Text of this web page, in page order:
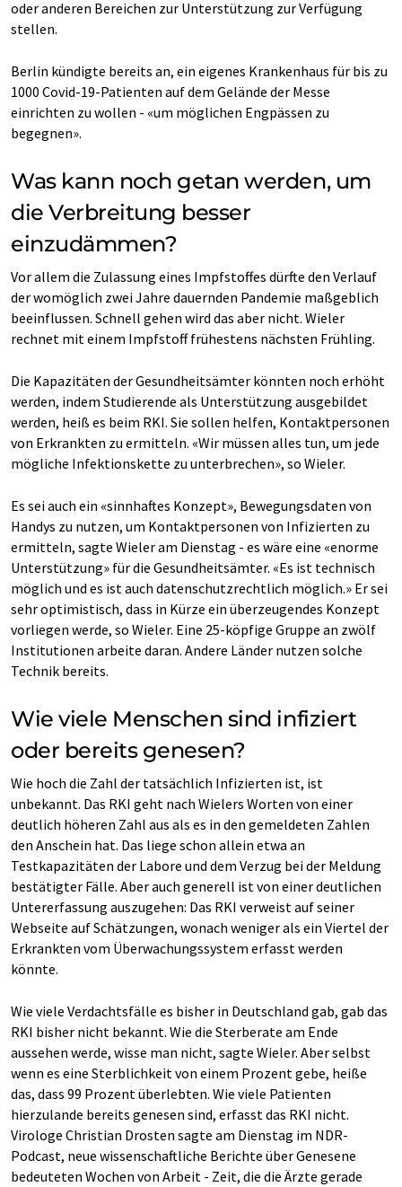
oder anderen Bereichen zur Unterstützung zur Verfügung
stellen.
Berlin kündigte bereits an, ein eigenes Krankenhaus für bis zu
1000 Covid-19-Patienten auf dem Gelände der Messe
einrichten zu wollen - «um möglichen Engpässen zu
begegnen».
Was kann noch getan werden, um
die Verbreitung besser
einzudämmen?
Vor allem die Zulassung eines Impfstoffes dürfte den Verlauf
der womöglich zwei Jahre dauernden Pandemie maßgeblich
beeinflussen. Schnell gehen wird das aber nicht. Wieler
rechnet mit einem Impfstoff frühestens nächsten Frühling.
Die Kapazitäten der Gesundheitsämter könnten noch erhöht
werden, indem Studierende als Unterstützung ausgebildet
werden, heiß es beim RKI. Sie sollen helfen, Kontaktpersonen
von Erkrankten zu ermitteln. «Wir müssen alles tun, um jede
mögliche Infektionskette zu unterbrechen», so Wieler.
Es sei auch ein «sinnhaftes Konzept», Bewegungsdaten von
Handys zu nutzen, um Kontaktpersonen von Infizierten zu
ermitteln, sagte Wieler am Dienstag - es wäre eine «enorme
Unterstützung» für die Gesundheitsämter. «Es ist technisch
möglich und es ist auch datenschutzrechtlich möglich.» Er sei
sehr optimistisch, dass in Kürze ein überzeugendes Konzept
vorliegen werde, so Wieler. Eine 25-köpfige Gruppe an zwölf
Institutionen arbeite daran. Andere Länder nutzen solche
Technik bereits.
Wie viele Menschen sind infiziert
oder bereits genesen?
Wie hoch die Zahl der tatsächlich Infizierten ist, ist
unbekannt. Das RKI geht nach Wielers Worten von einer
deutlich höheren Zahl aus als es in den gemeldeten Zahlen
den Anschein hat. Das liege schon allein etwa an
Testkapazitäten der Labore und dem Verzug bei der Meldung
bestätigter Fälle. Aber auch generell ist von einer deutlichen
Untererfassung auszugehen: Das RKI verweist auf seiner
Webseite auf Schätzungen, wonach weniger als ein Viertel der
Erkrankten vom Überwachungssystem erfasst werden
könnte.
Wie viele Verdachtsfälle es bisher in Deutschland gab, gab das
RKI bisher nicht bekannt. Wie die Sterberate am Ende
aussehen werde, wisse man nicht, sagte Wieler. Aber selbst
wenn es eine Sterblichkeit von einem Prozent gebe, heiße
das, dass 99 Prozent überlebten. Wie viele Patienten
hierzulande bereits genesen sind, erfasst das RKI nicht.
Virologe Christian Drosten sagte am Dienstag im NDR-
Podcast, neue wissenschaftliche Berichte über Genesene
bedeuteten Wochen von Arbeit - Zeit, die die Ärzte gerade